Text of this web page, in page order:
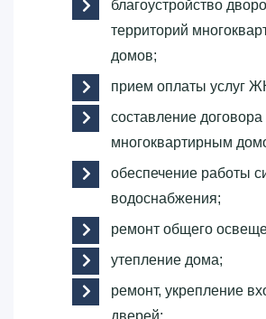
благоустройство
территорий
домов;
прием оплаты услуг
составление
многоквартирным
обеспечение работы
водоснабжения;
ремонт общего
утепление дома;
ремонт, укрепление